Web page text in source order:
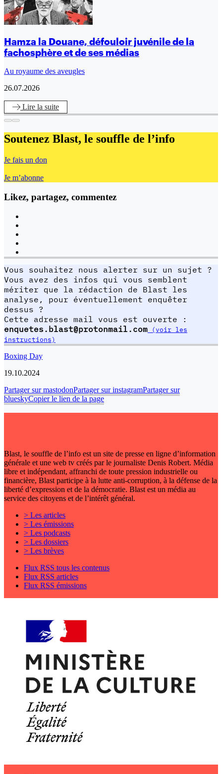
Hamza la Douane, défouloir juvénile de la
fachosphère et de ses médias
Au royaume des aveugles
26.07.2026
Lire la suite
Soutenez Blast, le souffle de l’info
Je fais un don
Je m’abonne
Likez, partagez, commentez
Vous souhaitez nous alerter sur un sujet ?
Vous avez des infos qui vous semblent
mériter que la rédaction de Blast les
analyse, pour éventuellement enquêter
dessus ?
Cette adresse mail vous est ouverte :
enquetes.blast@protonmail.com (voir les
instructions)
Boxing Day
19.10.2024
Partager sur mastodonPartager sur instagramPartager sur
blueskyCopier le lien de la page
Blast, le souffle de l’info est un site de presse en ligne d’information
générale et une web tv créés par le journaliste Denis Robert. Média
libre et indépendant, affranchi de toute pression industrielle ou
financière, Blast participe à la lutte anti-corruption, à la défense de la
liberté d’expression et de la démocratie. Blast est un média au
service des citoyens et de l’intérêt général.
> Les articles
> Les émissions
> Les podcasts
> Les dossiers
> Les brèves
Flux RSS tous les contenus
Flux RSS articles
Flux RSS émissions